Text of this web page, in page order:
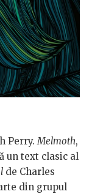
Perry. Melmoth,
un text clasic al
de Charles
din grupul